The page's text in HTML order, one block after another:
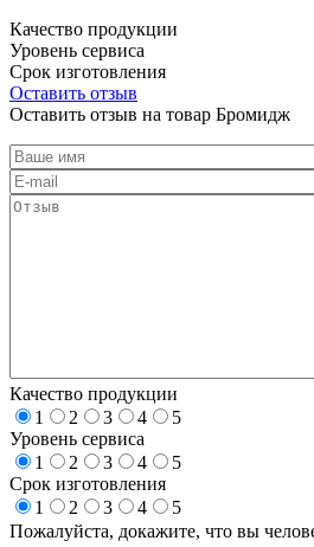
Качество продукции
Уровень сервиса
Срок изготовления
Оставить отзыв
Оставить отзыв на товар Бромидж
Качество продукции
1
2 3 4
5
Уровень сервиса
1
2 3 4
5
Срок изготовления
1
2 3 4
5
Пожалуйста, докажите, что вы